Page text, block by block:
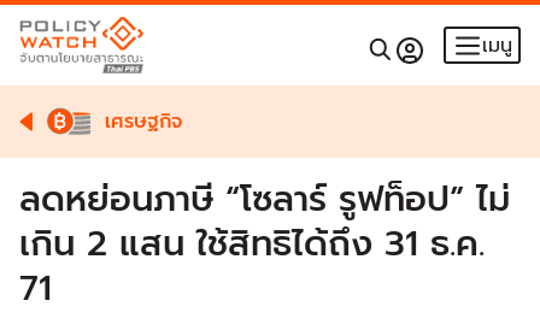
เมนู
เศรษฐกิจ
ลดหย่อนภาษี “โซลาร์ รูฟท็อป” ไม่
เกิน 2 แสน ใช้สิทธิได้ถึง 31 ธ.ค.
71